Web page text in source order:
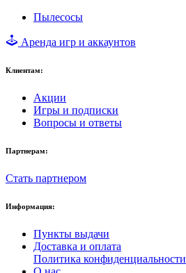
Пылесосы
Аренда игр и аккаунтов
Клиентам:
Акции
Игры и подписки
Вопросы и ответы
Партнерам:
Стать партнером
Информация:
Пункты выдачи
Доставка и оплата
Политика конфиденциальности